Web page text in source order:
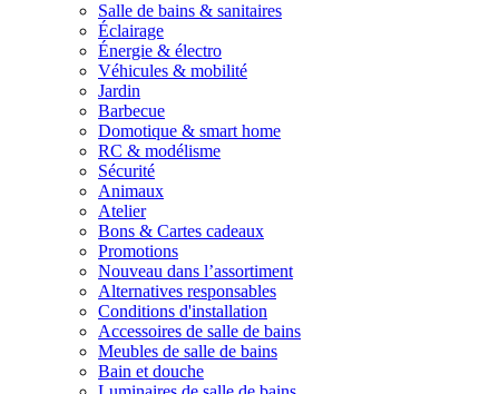
Salle de bains & sanitaires
Éclairage
Énergie & électro
Véhicules & mobilité
Jardin
Barbecue
Domotique & smart home
RC & modélisme
Sécurité
Animaux
Atelier
Bons & Cartes cadeaux
Promotions
Nouveau dans l’assortiment
Alternatives responsables
Conditions d'installation
Accessoires de salle de bains
Meubles de salle de bains
Bain et douche